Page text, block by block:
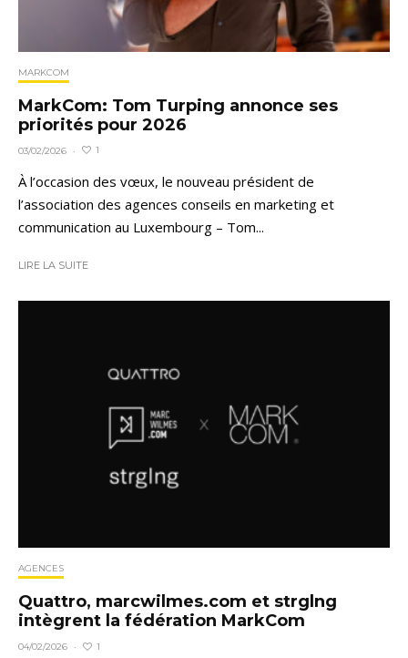
MARKCOM
MarkCom: Tom Turping annonce ses
priorités pour 2026
03/02/2026 · 1
À l’occasion des vœux, le nouveau président de
l’association des agences conseils en marketing et
communication au Luxembourg – Tom...
LIRE LA SUITE
AGENCES
Quattro, marcwilmes.com et strglng
intègrent la fédération MarkCom
04/02/2026 · 1